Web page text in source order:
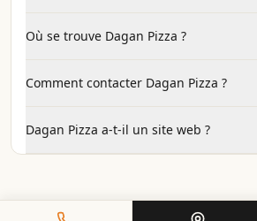
Où se trouve Dagan Pizza ?
Comment contacter Dagan Pizza ?
Dagan Pizza a-t-il un site web ?